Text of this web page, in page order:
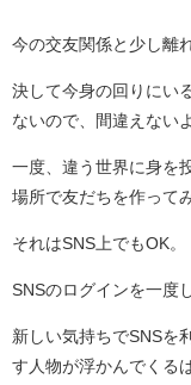
今の交友関係と少し離
決して今身の回りにい
ないので、間違えない
一度、違う世界に身を
場所で友だちを作って
それはSNS上でもOK。
SNSのログインを一度
新しい気持ちでSNSを
す人物が浮かんでくる